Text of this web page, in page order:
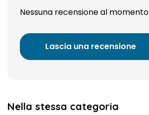
Nessuna recensione al momento
Lascia una recensione
Nella stessa categoria